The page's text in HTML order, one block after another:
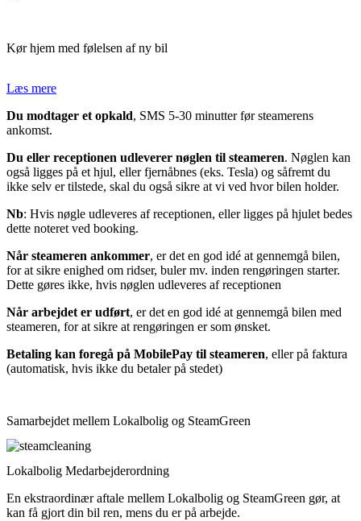
Kør hjem med følelsen af ny bil
Læs mere
Du modtager et opkald, SMS 5-30 minutter før steamerens
ankomst.
Du eller receptionen udleverer nøglen til steameren. Nøglen kan
også ligges på et hjul, eller fjernåbnes (eks. Tesla) og såfremt du
ikke selv er tilstede, skal du også sikre at vi ved hvor bilen holder.
Nb: Hvis nøgle udleveres af receptionen, eller ligges på hjulet bedes
dette noteret ved booking.
Når steameren ankommer, er det en god idé at gennemgå bilen,
for at sikre enighed om ridser, buler mv. inden rengøringen starter.
Dette gøres ikke, hvis nøglen udleveres af receptionen
Når arbejdet er udført, er det en god idé at gennemgå bilen med
steameren, for at sikre at rengøringen er som ønsket.
Betaling kan foregå på MobilePay til steameren, eller på faktura
(automatisk, hvis ikke du betaler på stedet)
Samarbejdet mellem Lokalbolig og SteamGreen
Lokalbolig Medarbejderordning
En ekstraordinær aftale mellem Lokalbolig og SteamGreen gør, at
kan få gjort din bil ren, mens du er på arbejde.